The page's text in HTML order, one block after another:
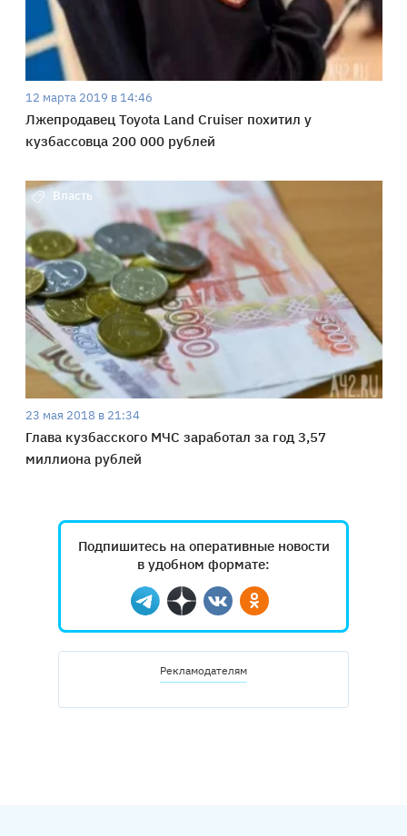
12 марта 2019 в 14:46
Лжепродавец Toyota Land Cruiser похитил у
кузбассовца 200 000 рублей
Власть
23 мая 2018 в 21:34
Глава кузбасского МЧС заработал за год 3,57
миллиона рублей
Подпишитесь на оперативные новости
в удобном формате:
Telegram
ДзенВконтактеОдноклассники
Рекламодателям